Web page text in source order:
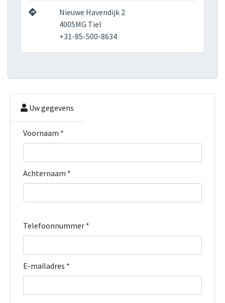
Nieuwe Havendijk 2
4005MG Tiel
+31-85-500-8634
Uw gegevens
Voornaam *
Achternaam *
Telefoonnummer *
E-mailadres *